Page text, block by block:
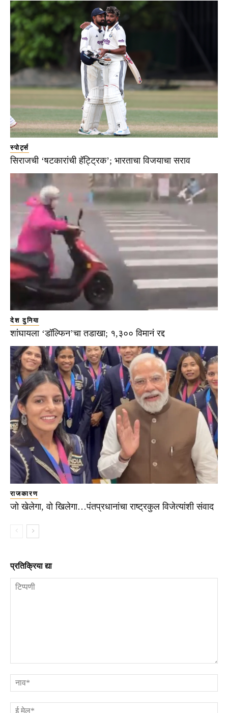
स्पोर्ट्स
सिराजची ‘षटकारांची हॅट्ट्रिक’; भारताचा विजयाचा सराव
देश दुनिया
शांघायला ‘डॉल्फिन’चा तडाखा; १,३०० विमानं रद्द
राजकारण
जो खेलेगा, वो खिलेगा…पंतप्रधानांचा राष्ट्रकुल विजेत्यांशी संवाद
प्रतिक्रिया द्या